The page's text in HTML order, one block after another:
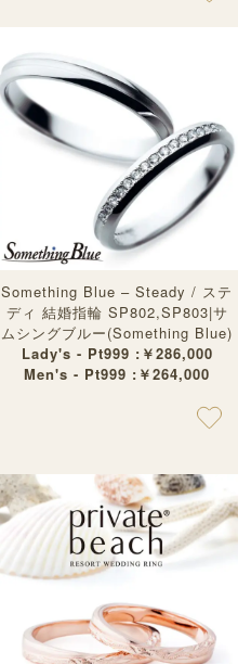
Something Blue – Steady / ステ
ディ 結婚指輪 SP802,SP803|サ
ムシングブルー(Something Blue)
Lady's - Pt999 :￥286,000
Men's - Pt999 :￥264,000